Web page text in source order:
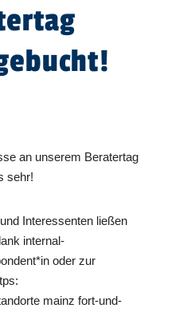
an unserem Beratertag
sehr!
Interessenten ließen
internal-
oder zur
mainz fort-und-